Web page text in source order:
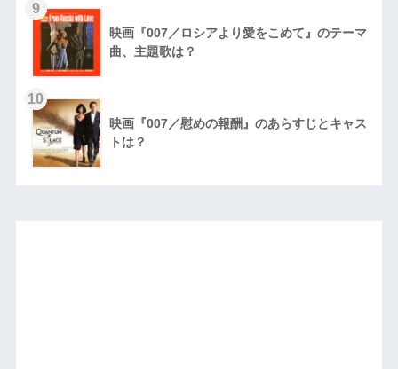
9
映画『007／ロシアより愛をこめて』のテーマ
曲、主題歌は？
10
映画『007／慰めの報酬』のあらすじとキャス
トは？